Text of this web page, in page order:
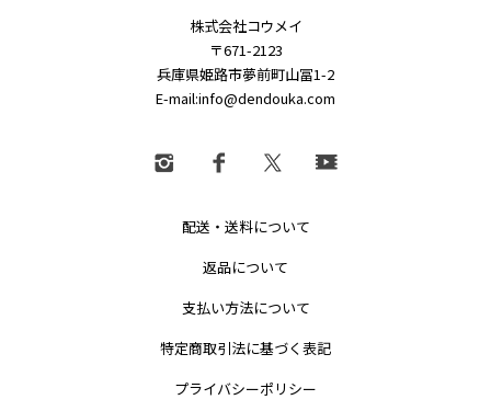
株式会社コウメイ
〒671-2123
兵庫県姫路市夢前町山冨1-2
E-mail:info@dendouka.com
配送・送料について
返品について
支払い方法について
特定商取引法に基づく表記
プライバシーポリシー